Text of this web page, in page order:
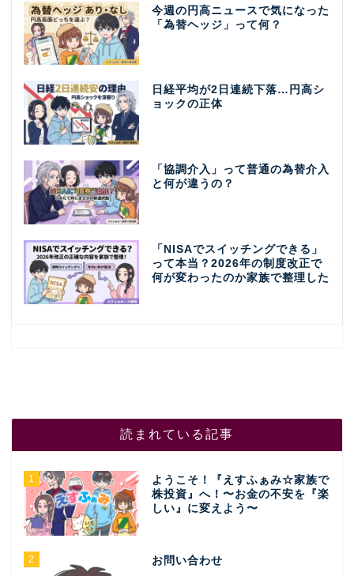
今週の円高ニュースで気になった
「為替ヘッジ」って何？
日経平均が2日連続下落…円高シ
ョックの正体
「協調介入」って普通の為替介入
と何が違うの？
「NISAでスイッチングできる」
って本当？2026年の制度改正で
何が変わったのか家族で整理した
読まれている記事
1
ようこそ！『えすふぁみ☆家族で
株投資』へ！〜お金の不安を『楽
しい』に変えよう〜
2 お問い合わせ